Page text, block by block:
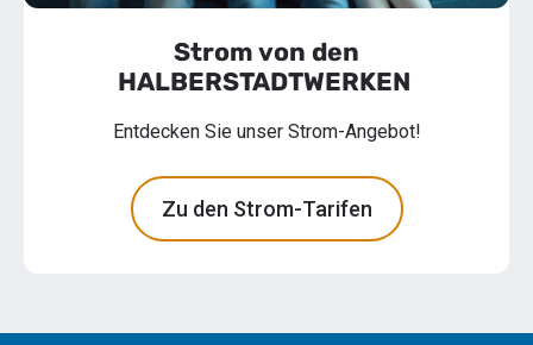
Strom von den
HALBERSTADTWERKEN
Entdecken Sie unser Strom-Angebot!
Zu den Strom-Tarifen